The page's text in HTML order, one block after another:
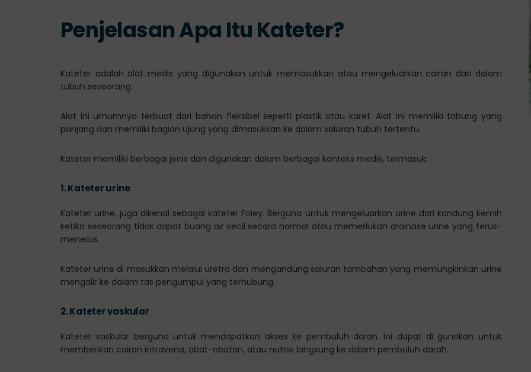
Penjelasan Apa Itu Kateter?
Kateter adalah alat medis yang digunakan untuk memasukkan atau mengeluarkan cairan dari dalam
tubuh seseorang.
Alat ini umumnya terbuat dari bahan fleksibel seperti plastik atau karet. Alat ini memiliki tabung yang
panjang dan memiliki bagian ujung yang dimasukkan ke dalam saluran tubuh tertentu.
Kateter memiliki berbagai jenis dan digunakan dalam berbagai konteks medis, termasuk:
1.Kateter urine
Kateter urine, juga dikenal sebagai kateter Foley. Berguna untuk mengeluarkan urine dari kandung kemih
ketika seseorang tidak dapat buang air kecil secara normal atau memerlukan drainase urine yang terus-
menerus.
Kateter urine di masukkan melalui uretra dan mengandung saluran tambahan yang memungkinkan urine
mengalir ke dalam tas pengumpul yang terhubung.
2.Kateter vaskular
Kateter vaskular berguna untuk mendapatkan akses ke pembuluh darah. Ini dapat di gunakan untuk
memberikan cairan intravena, obat-obatan, atau nutrisi langsung ke dalam pembuluh darah.